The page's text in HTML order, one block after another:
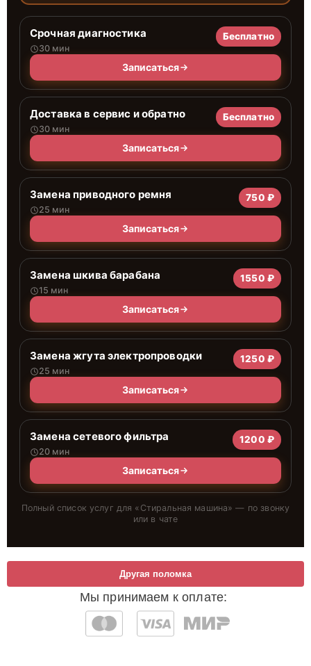
Срочная диагностика
30 мин
Бесплатно
Записаться
Доставка в сервис и обратно
30 мин
Бесплатно
Записаться
Замена приводного ремня
25 мин
750 ₽
Записаться
Замена шкива барабана
15 мин
1550 ₽
Записаться
Замена жгута электропроводки
25 мин
1250 ₽
Записаться
Замена сетевого фильтра
20 мин
1200 ₽
Записаться
Полный список услуг для « Стиральная машина» — по звонку
или в чате
Мы принимаем к оплате:
Другая поломка